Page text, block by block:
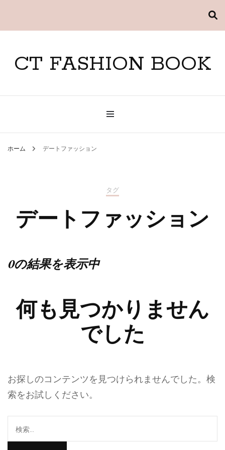
CT FASHION BOOK
ホーム デートファッション
タグ
デートファッション
0の結果を表示中
何も見つかりません
でした
お探しのコンテンツを見つけられませんでした。検
索をお試しください。
索: